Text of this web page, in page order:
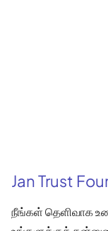
Jan Trust
நீங்கள் தெளிவாக